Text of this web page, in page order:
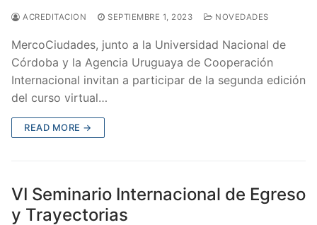
ACREDITACION SEPTIEMBRE 1, 2023 NOVEDADES
MercoCiudades, junto a la Universidad Nacional de
Córdoba y la Agencia Uruguaya de Cooperación
Internacional invitan a participar de la segunda edición
del curso virtual…
READ MORE →
VI Seminario Internacional de Egreso
y Trayectorias